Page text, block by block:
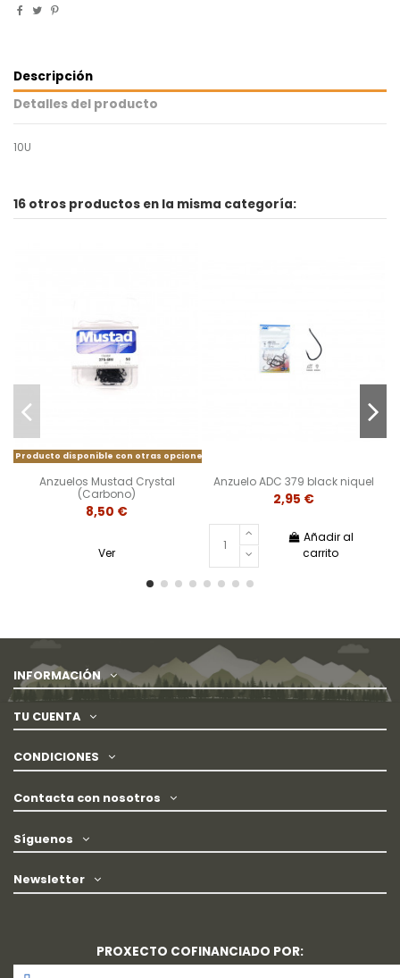
Descripción
Detalles del producto
10U
16 otros productos en la misma categoría:
Producto disponible con otras opciones
Anzuelos Mustad Crystal
(Carbono)
8,50 €
Ver
Anzuelo ADC 379 black niquel
2,95 €
Añadir al
carrito
INFORMACIÓN
TU CUENTA
CONDICIONES
Contacta con nosotros
Síguenos
Newsletter
PROXECTO COFINANCIADO POR: